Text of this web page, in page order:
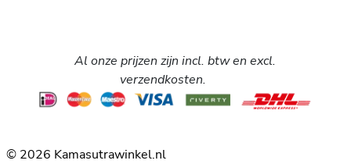
Al onze prijzen zijn incl. btw en excl.
verzendkosten.
© 2026 Kamasutrawinkel.nl